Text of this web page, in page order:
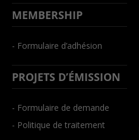
MEMBERSHIP
- Formulaire d’adhésion
PROJETS D’ÉMISSION
- Formulaire de demande
- Politique de traitement